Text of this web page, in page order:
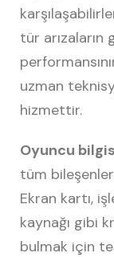
tür arızaların
uzman
hizmettir.
Oyuncu
tüm
Ekran kartı,
kaynağı gibi
bulmak için